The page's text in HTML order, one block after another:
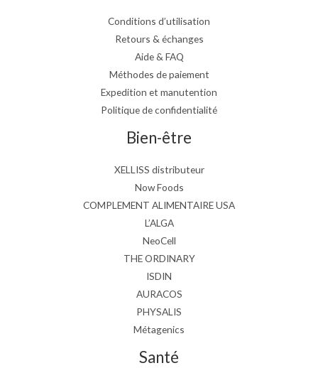
Conditions d’utilisation
Retours & échanges
Aide & FAQ
Méthodes de paiement
Expedition et manutention
Politique de confidentialité
Bien-être
XELLISS distributeur
Now Foods
COMPLEMENT ALIMENTAIRE USA
L’ALGA
NeoCell
THE ORDINARY
ISDIN
AURACOS
PHYSALIS
Métagenics
Santé